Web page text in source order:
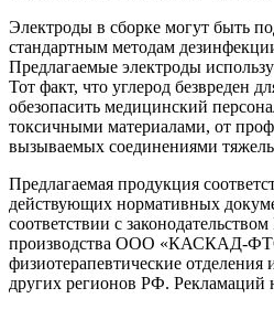
Электроды в сборке могут быть
стандартным методам
Предлагаемые электроды
Тот факт, что углерод безвреден
обезопасить медицинский
токсичными материалами, от
вызываемых соединениями
Предлагаемая продукция
действующих нормативных
соответствии с
производства ООО «КАСКАД-
физиотерапевтические
других регионов РФ. Рекламаций